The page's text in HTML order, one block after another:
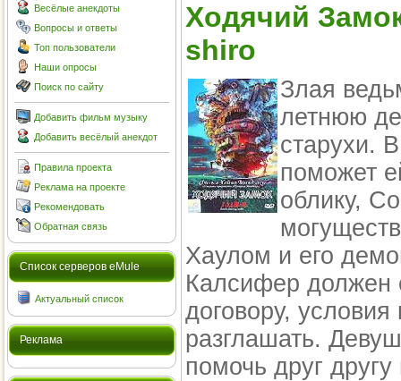
Весёлые анекдоты
Вопросы и ответы
Топ пользователи
Наши опросы
Поиск по сайту
Добавить фильм музыку
Добавить весёлый анекдот
Правила проекта
Реклама на проекте
Рекомендовать
Обратная связь
Cписок серверов eMule
Актуальный список
Реклама
Ходячий
shiro
Злая
летнюю
старухи.
поможет
облику,
Хаулом и его
Калсифер должен
договору,
разглашать.
помочь друг